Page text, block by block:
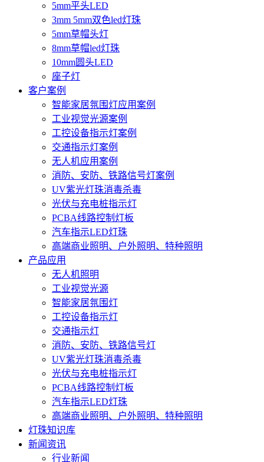
5mm平头LED
3mm 5mm双色led灯珠
5mm草帽头灯
8mm草帽led灯珠
10mm圆头LED
座子灯
客户案例
智能家居氛围灯应用案例
工业视觉光源案例
工控设备指示灯案例
交通指示灯案例
无人机应用案例
消防、安防、铁路信号灯案例
UV紫光灯珠消毒杀毒
光伏与充电桩指示灯
PCBA线路控制灯板
汽车指示LED灯珠
高端商业照明、户外照明、特种照明
产品应用
无人机照明
工业视觉光源
智能家居氛围灯
工控设备指示灯
交通指示灯
消防、安防、铁路信号灯
UV紫光灯珠消毒杀毒
光伏与充电桩指示灯
PCBA线路控制灯板
汽车指示LED灯珠
高端商业照明、户外照明、特种照明
灯珠知识库
新闻资讯
行业新闻